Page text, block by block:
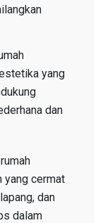
yang
dan
yang cermat
dan
dalam